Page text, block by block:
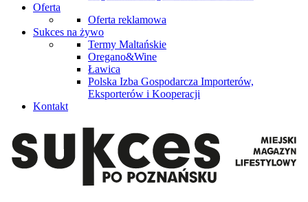
Oferta
Oferta reklamowa
Sukces na żywo
Termy Maltańskie
Oregano&Wine
Ławica
Polska Izba Gospodarcza Importerów,
Eksporterów i Kooperacji
Kontakt